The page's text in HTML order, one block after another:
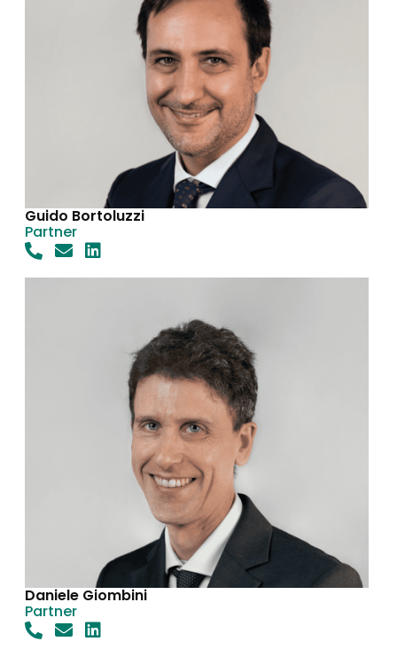
Guido Bortoluzzi
Partner
Daniele Giombini
Partner